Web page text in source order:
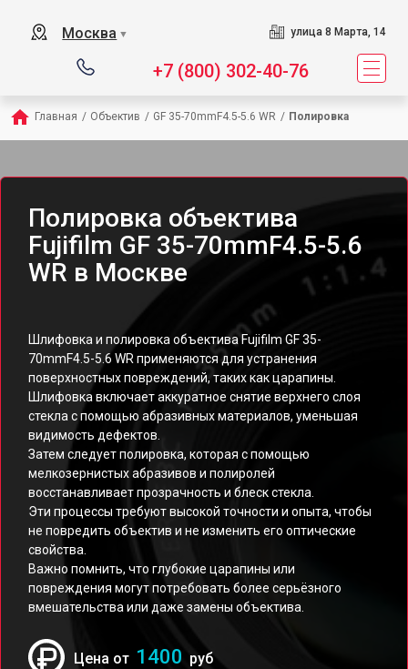
Москва ▼ улица 8 Марта, 14
+7 (800) 302-40-76
Главная / Объектив / GF 35-70mmF4.5-5.6 WR / Полировка
Полировка объектива
Fujifilm GF 35-70mmF4.5-5.6
WR в Москве
Шлифовка и полировка объектива Fujifilm GF 35-
70mmF4.5-5.6 WR применяются для устранения
поверхностных повреждений, таких как царапины.
Шлифовка включает аккуратное снятие верхнего слоя
стекла с помощью абразивных материалов, уменьшая
видимость дефектов.
Затем следует полировка, которая с помощью
мелкозернистых абразивов и полиролей
восстанавливает прозрачность и блеск стекла.
Эти процессы требуют высокой точности и опыта, чтобы
не повредить объектив и не изменить его оптические
свойства.
Важно помнить, что глубокие царапины или
повреждения могут потребовать более серьёзного
вмешательства или даже замены объектива.
Цена от 1400 руб